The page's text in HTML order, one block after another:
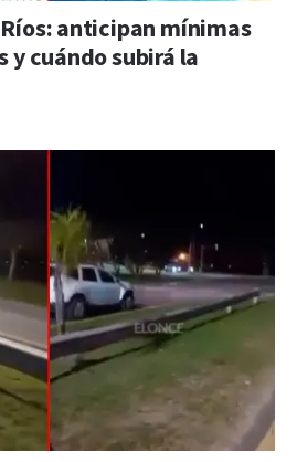
anticipan mínimas
y cuándo subirá la